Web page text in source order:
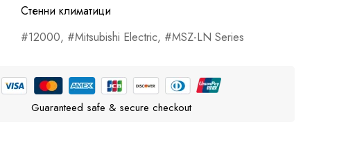
Стенни климатици
12000, Mitsubishi Electric, MSZ-LN Series
Guaranteed safe & secure checkout